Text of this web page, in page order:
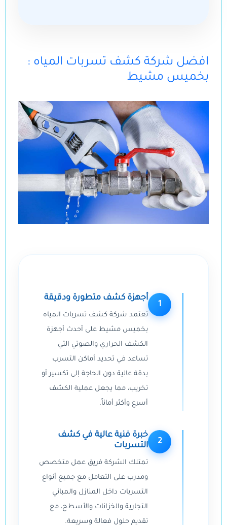
: افضل شركة كشف تسربات المياه
بخميس مشيط
1
أجهزة كشف متطورة ودقيقة
تعتمد شركة كشف تسربات المياه
بخميس مشيط على أحدث أجهزة
الكشف الحراري والصوتي التي
تساعد في تحديد أماكن التسرب
بدقة عالية دون الحاجة إلى تكسير أو
تخريب، مما يجعل عملية الكشف
أسرع وأكثر أماناً.
2
خبرة فنية عالية في كشف
التسربات
تمتلك الشركة فريق عمل متخصص
ومدرب على التعامل مع جميع أنواع
التسربات داخل المنازل والمباني
التجارية والخزانات والأسطح، مع
تقديم حلول فعالة وسريعة.